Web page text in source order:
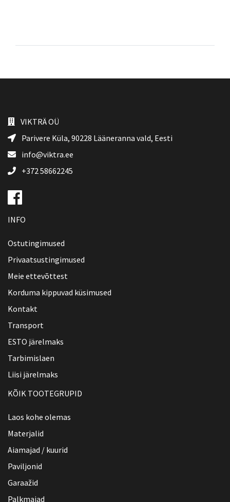
VIKTRÄ OÜ
Parivere Küla, 90228 Lääneranna vald, Eesti
info@viktra.ee
+372 58662245
INFO
Ostutingimused
Privaatsustingimused
Meie ettevõttest
Korduma kippuvad küsimused
Kontakt
Transport
ESTO järelmaks
Tarbimislaen
Liisi järelmaks
KÕIK TOOTEGRUPID
Laos kohe olemas
Materjalid
Aiamajad / kuurid
Paviljonid
Garaažid
Palkmajad